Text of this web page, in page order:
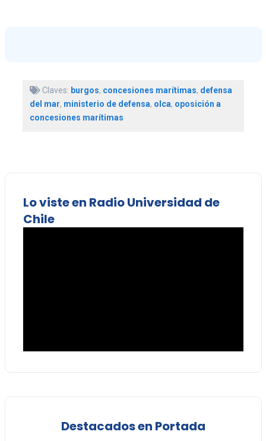
Claves: burgos, concesiones marítimas, defensa
del mar, ministerio de defensa, olca, oposición a
concesiones marítimas
Lo viste en Radio Universidad de
Chile
Destacados en Portada